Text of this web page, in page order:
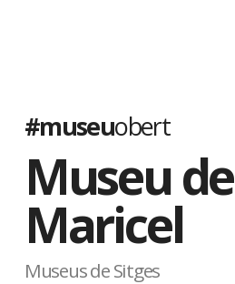
#museuobert
Museu de
Maricel
Museus de Sitges